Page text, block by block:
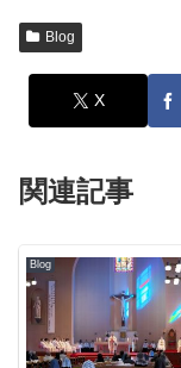
Blog
X
関連記事
Blog